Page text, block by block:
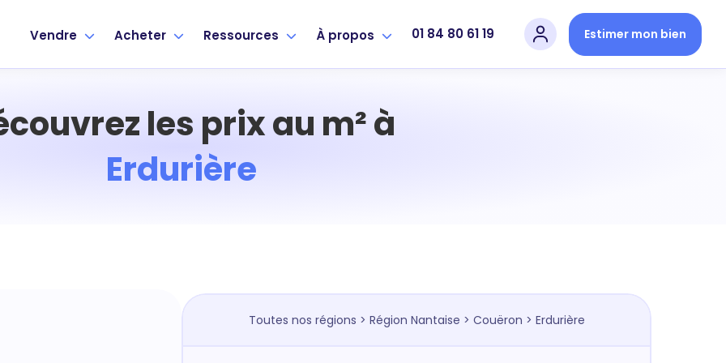
Vendre Acheter Ressources À propos 01 84 80 61 19 Estimer mon bien
les prix au m² à
Erdurière
Toutes nos régions > Région Nantaise > Couëron > Erdurière